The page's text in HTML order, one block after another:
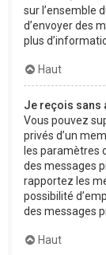
sur l’ensemble
d’envoyer des
plus
Haut
Je reçois sans
Vous pouvez
privés d’un
les paramètres
des messages
rapportez les
possibilité
des messages
Haut